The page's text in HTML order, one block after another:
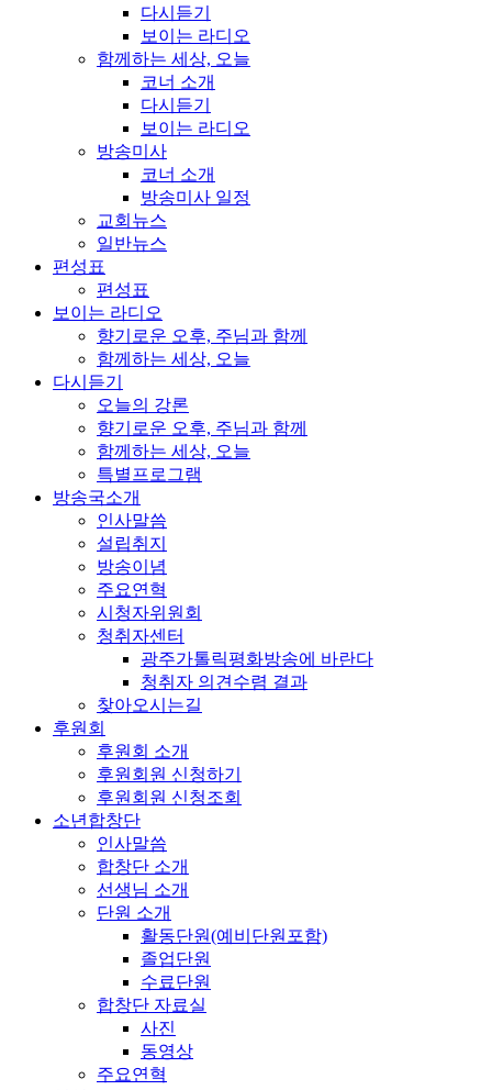
다시듣기
보이는 라디오
함께하는 세상, 오늘
코너 소개
다시듣기
보이는 라디오
방송미사
코너 소개
방송미사 일정
교회뉴스
일반뉴스
편성표
편성표
보이는 라디오
향기로운 오후, 주님과 함께
함께하는 세상, 오늘
다시듣기
오늘의 강론
향기로운 오후, 주님과 함께
함께하는 세상, 오늘
특별프로그램
방송국소개
인사말씀
설립취지
방송이념
주요연혁
시청자위원회
청취자센터
광주가톨릭평화방송에 바란다
청취자 의견수렴 결과
찾아오시는길
후원회
후원회 소개
후원회원 신청하기
후원회원 신청조회
소년합창단
인사말씀
합창단 소개
선생님 소개
단원 소개
활동단원(예비단원포함)
졸업단원
수료단원
합창단 자료실
사진
동영상
주요연혁